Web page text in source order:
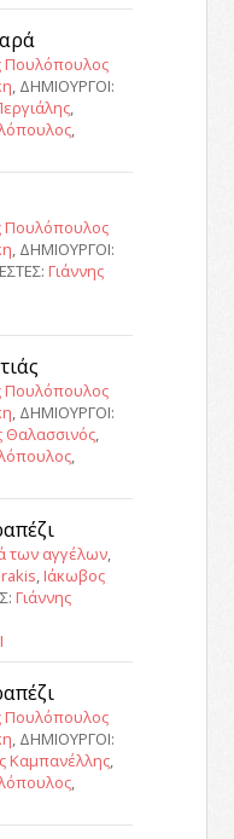
Πουλόπουλος
, ΔΗΜΙΟΥΡΓΟΙ:
,
,
Πουλόπουλος
, ΔΗΜΙΟΥΡΓΟΙ:
Γιάννης
Πουλόπουλος
, ΔΗΜΙΟΥΡΓΟΙ:
Θαλασσινός,
,
των αγγέλων,
, Ιάκωβος
Γιάννης
Πουλόπουλος
, ΔΗΜΙΟΥΡΓΟΙ:
Καμπανέλλης,
,